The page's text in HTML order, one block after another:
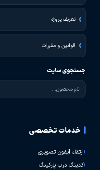
تعریف پروژه
قوانین و مقررات
جستجوی سایت
خدمات تخصصی
ارتقاء آیفون تصویری
کدینگ درب پارکینگ